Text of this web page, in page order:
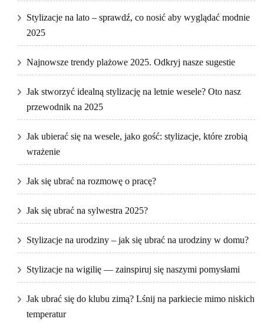
Stylizacje na lato – sprawdź, co nosić aby wyglądać modnie
2025
Najnowsze trendy plażowe 2025. Odkryj nasze sugestie
Jak stworzyć idealną stylizację na letnie wesele? Oto nasz
przewodnik na 2025
Jak ubierać się na wesele, jako gość: stylizacje, które zrobią
wrażenie
Jak się ubrać na rozmowę o pracę?
Jak się ubrać na sylwestra 2025?
Stylizacje na urodziny – jak się ubrać na urodziny w domu?
Stylizacje na wigilię — zainspiruj się naszymi pomysłami
Jak ubrać się do klubu zimą? Lśnij na parkiecie mimo niskich
temperatur